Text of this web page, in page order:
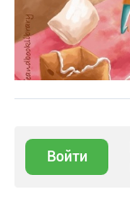
Войти